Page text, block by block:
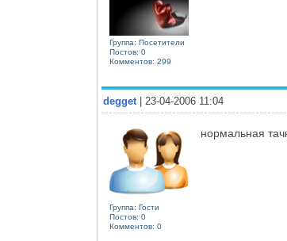
Группа: Посетители
Постов: 0
Комментов: 299
degget| 23-04-2006 11:04
Группа: Гости
Постов: 0
Комментов: 0
нормальная